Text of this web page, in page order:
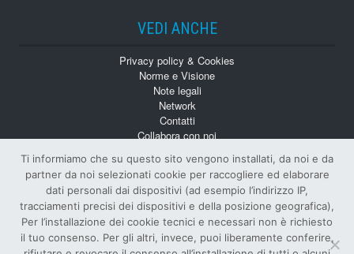
VEDI ANCHE
Privacy policy & Cookies
Norme e Visione
Note legali
Network
Contatti
Collabora con noi
Numeri Arretrati
Ti informiamo che su questo sito vengono installati, da noi e da
partner da noi selezionati cookie per raccogliere ed elaborare
dati personali dai dispositivi (ad esempio l’indirizzo IP,
tracciamenti precisi dei dispositivi e della posizione geografica),
Per l’installazione dei cookie tecnici e necessari non è richiesto
il tuo consenso. Per gli altri, invece, puoi liberamente conferire,